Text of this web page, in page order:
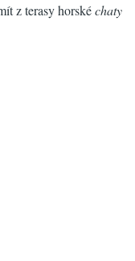
z terasy horskéchaty